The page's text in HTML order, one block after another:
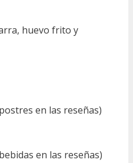
huevo frito y
en las reseñas)
en las reseñas)